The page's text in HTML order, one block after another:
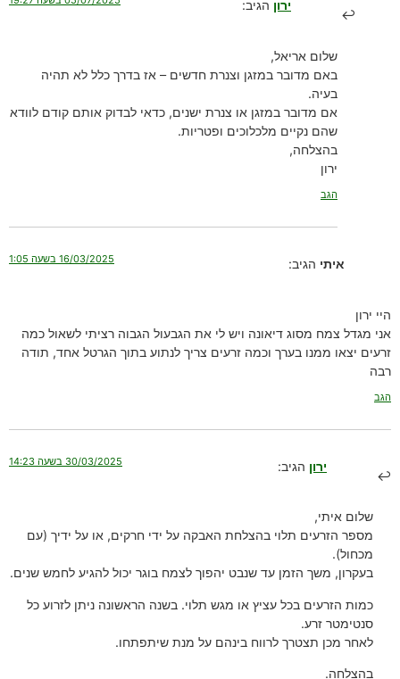
ירון הגיב:
שלום אריאל,
באם מדובר במזגן וצנרת חדשים – אז בדרך כלל לא תהיה
בעיה.
אם מדובר במזגן או צנרת ישנים, כדאי לבדוק אותם קודם לוודא
שהם נקיים מלכלוכים ופטריות.
בהצלחה,
ירון
הגב
איתי הגיב: 16/03/2025 בשעה 1:05
היי ירון
אני מגדל צמח מסוג דיאונה ויש לי את הגבעול הגבוה רציתי לשאול כמה
זרעים יצאו ממנו בערך וכמה זרעים צריך לנתוע בתוך הגרטל אחד, תודה
רבה
הגב
ירון הגיב: 30/03/2025 בשעה 14:23
שלום איתי,
מספר הזרעים תלוי בהצלחת האבקה על ידי חרקים, או על ידיך (עם
מכחול).
בעקרון, משך הזמן עד שנבט יהפוך לצמח בוגר יכול להגיע לחמש שנים.
כמות הזרעים בכל עציץ או מגש תלוי. בשנה הראשונה ניתן לזרוע כל
סנטימטר זרע.
לאחר מכן תצטרך לרווח בינהם על מנת שיתפתחו.
בהצלחה.